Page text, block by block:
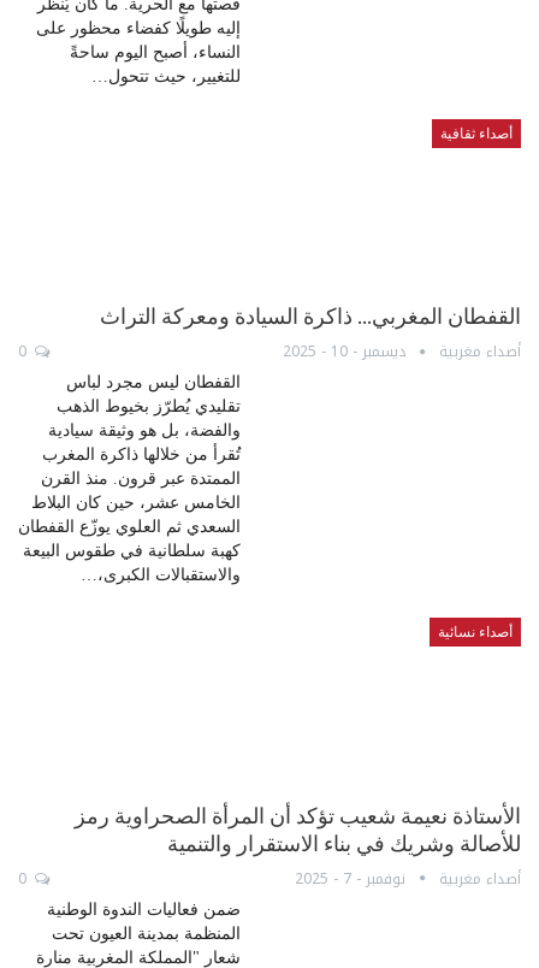
قصتها مع الحرية. ما كان يُنظر
إليه طويلًا كفضاء محظور على
النساء، أصبح اليوم ساحةً
للتغيير، حيث تتحول…
أصداء ثقافية
القفطان المغربي… ذاكرة السيادة ومعركة التراث
أصداء مغربية ديسمبر - 10 - 2025
القفطان ليس مجرد لباس
تقليدي يُطرّز بخيوط الذهب
والفضة، بل هو وثيقة سيادية
تُقرأ من خلالها ذاكرة المغرب
الممتدة عبر قرون. منذ القرن
الخامس عشر، حين كان البلاط
السعدي ثم العلوي يوزّع القفطان
كهبة سلطانية في طقوس البيعة
والاستقبالات الكبرى،…
أصداء نسائية
الأستاذة نعيمة شعيب تؤكد أن المرأة الصحراوية رمز
للأصالة وشريك في بناء الاستقرار والتنمية
أصداء مغربية نوفمبر - 7 - 2025
ضمن فعاليات الندوة الوطنية
المنظمة بمدينة العيون تحت
شعار "المملكة المغربية منارة